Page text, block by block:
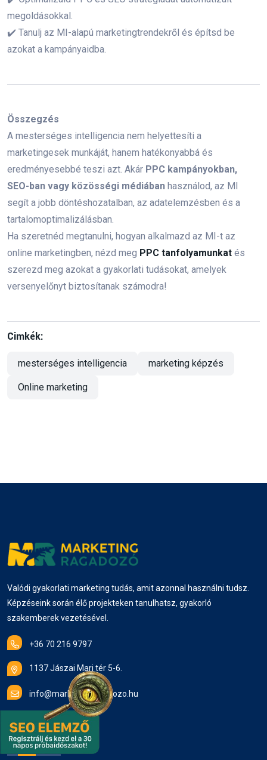
Digitális marketing
online marketing tanfolyam
Meta hirdetések marketing stratégia
SWOT-analízis Buyer Persona
UX kutatás marketing oktatás
hirdetés optimalizálás
remarketing retargeting PPC
adat és analitika
keresőoptimalizálás
marketing tippek
Mesterséges Intelligencia
Digitális Marketing
Etikus Marketing
megoldásokkal.
✔️ Tanulj az MI-alapú marketingtrendekről és építsd be
azokat a kampányaidba.
Összegzés
A mesterséges intelligencia nem helyettesíti a
marketingesek munkáját, hanem hatékonyabbá és
eredményesebbé teszi azt. Akár PPC kampányokban,
SEO-ban vagy közösségi médiában használod, az MI
segít a jobb döntéshozatalban, az adatelemzésben és a
tartalomoptimalizálásban.
Ha szeretnéd megtanulni, hogyan alkalmazd az MI-t az
online marketingben, nézd meg PPC tanfolyamunkat és
szerezd meg azokat a gyakorlati tudásokat, amelyek
versenyelőnyt biztosítanak számodra!
Cimkék:
mesterséges intelligencia marketing képzés
Online marketing
Valódi gyakorlati marketing tudás, amit azonnal használni tudsz.
Képzéseink során élő projekteken tanulhatsz, gyakorló
szakemberek vezetésével.
+36 70 216 9797
1137 Jászai Mari tér 5-6.
info@marketingragadozo.hu
Gyors linkek